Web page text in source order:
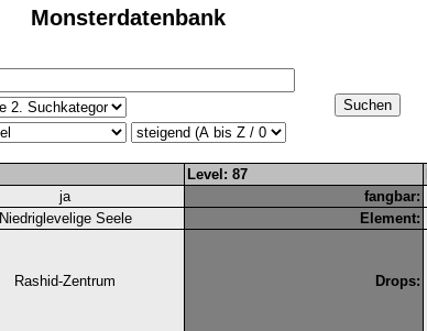
Monsterdatenbank
Level: 87
ja fangbar:
Niedriglevelige Seele Element:
Rashid-Zentrum Drops: